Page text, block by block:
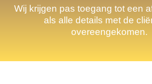
Wij krijgen pas toegang tot een
als alle details met de
overeengekomen.